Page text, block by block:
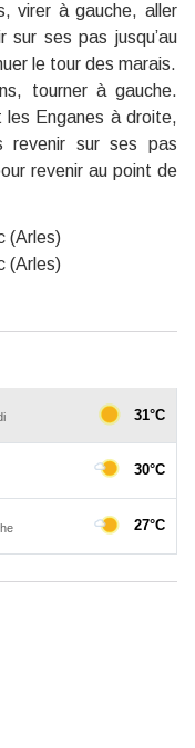
virer à gauche, aller
sur ses pas jusqu’au
le tour des marais.
tourner à gauche.
les Enganes à droite,
revenir sur ses pas
revenir au point de
(Arles)
(Arles)